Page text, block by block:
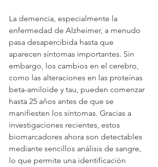
La demencia, especialmente la
enfermedad de Alzheimer, a menudo
pasa desapercibida hasta que
aparecen síntomas importantes. Sin
embargo, los cambios en el cerebro,
como las alteraciones en las proteínas
beta-amiloide y tau, pueden comenzar
hasta 25 años antes de que se
manifiesten los síntomas. Gracias a
investigaciones recientes, estos
biomarcadores ahora son detectables
mediante sencillos análisis de sangre,
lo que permite una identificación